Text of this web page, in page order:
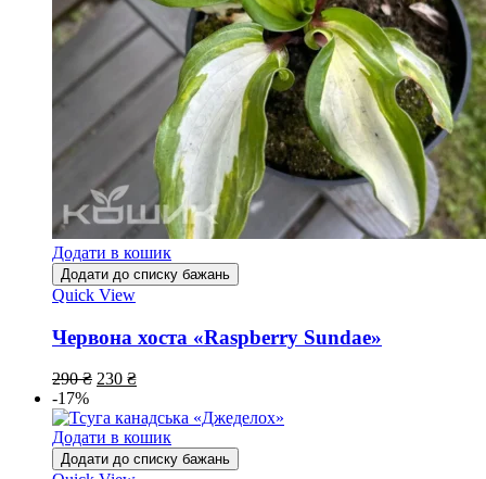
Додати в кошик
Додати до списку бажань
Quick View
Червона хоста «Raspberry Sundae»
290₴ 230 ₴
-17%
Додати в кошик
Додати до списку бажань